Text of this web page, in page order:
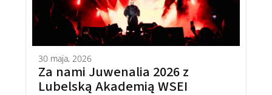
30 maja, 2026
Za nami Juwenalia 2026 z
Lubelską Akademią WSEI